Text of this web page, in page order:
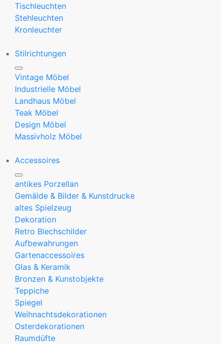
Tischleuchten
Stehleuchten
Kronleuchter
Stilrichtungen
Vintage Möbel
Industrielle Möbel
Landhaus Möbel
Teak Möbel
Design Möbel
Massivholz Möbel
Accessoires
antikes Porzellan
Gemälde & Bilder & Kunstdrucke
altes Spielzeug
Dekoration
Retro Blechschilder
Aufbewahrungen
Gartenaccessoires
Glas & Keramik
Bronzen & Kunstobjekte
Teppiche
Spiegel
Weihnachtsdekorationen
Osterdekorationen
Raumdüfte